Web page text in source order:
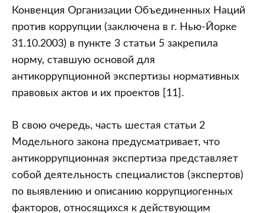
Конвенция Организации Объединенных Наций
против коррупции (заключена в г. Нью-Йорке
31.10.2003) в пункте 3 статьи 5 закрепила
норму, ставшую основой для
антикоррупционной экспертизы нормативных
правовых актов и их проектов [11].
В свою очередь, часть шестая статьи 2
Модельного закона предусматривает, что
антикоррупционная экспертиза представляет
собой деятельность специалистов (экспертов)
по выявлению и описанию коррупциогенных
факторов, относящихся к действующим